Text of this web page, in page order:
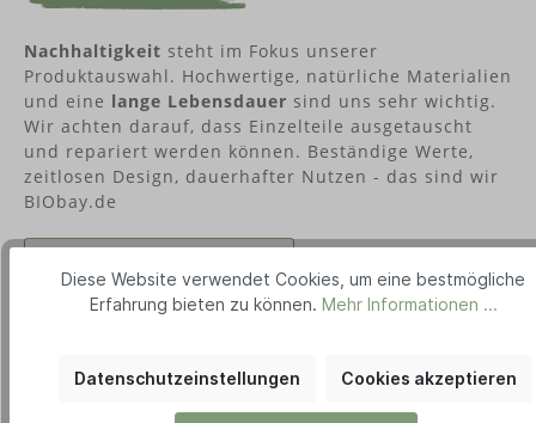
Nachhaltigkeit steht im Fokus unserer
Produktauswahl. Hochwertige, natürliche Materialien
und eine lange Lebensdauer sind uns sehr wichtig.
Wir achten darauf, dass Einzelteile ausgetauscht
und repariert werden können. Beständige Werte,
zeitlosen Design, dauerhafter Nutzen - das sind wir
BIObay.de
Diese Website verwendet Cookies, um eine bestmögliche
Erfahrung bieten zu können. Mehr Informationen ...
Datenschutzeinstellungen Cookies akzeptieren